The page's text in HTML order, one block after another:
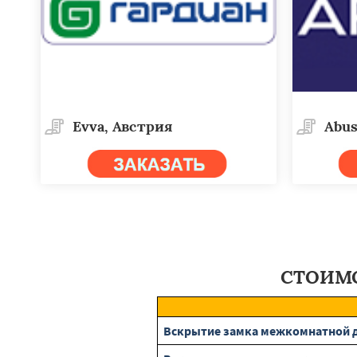
Evva, Австрия
Вскрытие замка межкомнатной